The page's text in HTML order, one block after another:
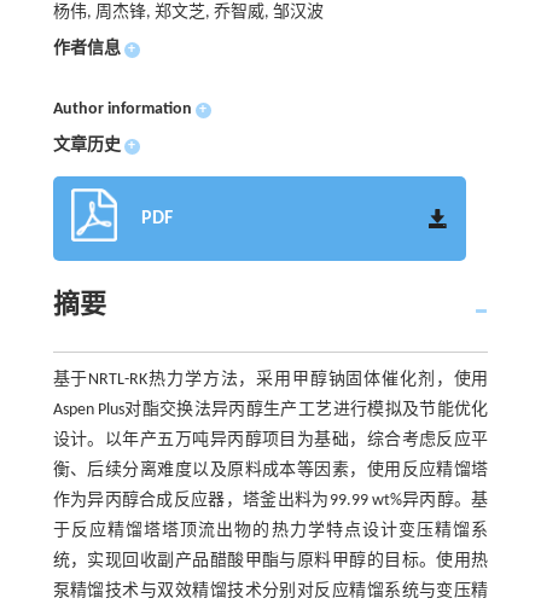
杨伟, 周杰锋, 郑文芝, 乔智威, 邹汉波
作者信息 +
Author information +
文章历史 +
PDF
摘要
基于NRTL-RK热力学方法，采用甲醇钠固体催化剂，使用
Aspen Plus对酯交换法异丙醇生产工艺进行模拟及节能优化
设计。以年产五万吨异丙醇项目为基础，综合考虑反应平
衡、后续分离难度以及原料成本等因素，使用反应精馏塔
作为异丙醇合成反应器，塔釜出料为99.99 wt%异丙醇。基
于反应精馏塔塔顶流出物的热力学特点设计变压精馏系
统，实现回收副产品醋酸甲酯与原料甲醇的目标。使用热
泵精馏技术与双效精馏技术分别对反应精馏系统与变压精